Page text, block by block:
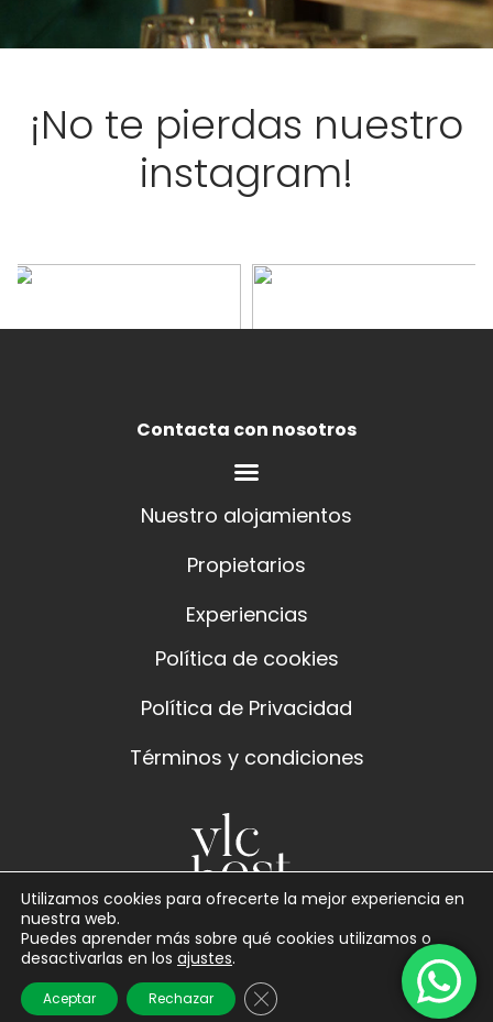
¡No te pierdas nuestro
instagram!
Contacta con nosotros
Nuestro alojamientos
Propietarios
Experiencias
Política de cookies
Política de Privacidad
Términos y condiciones
Utilizamos cookies para ofrecerte la mejor experiencia en
nuestra web.
Puedes aprender más sobre qué cookies utilizamos o
desactivarlas en los ajustes.
Aceptar Rechazar Cerrar el banner de cookies